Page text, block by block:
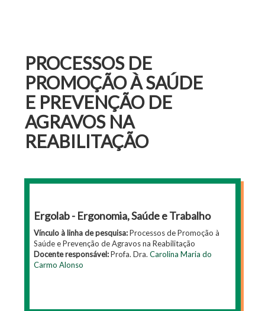
PROCESSOS DE
PROMOÇÃO À SAÚDE
E PREVENÇÃO DE
AGRAVOS NA
REABILITAÇÃO
Ergolab - Ergonomia, Saúde e Trabalho
Vínculo à linha de pesquisa:Processos de Promoção à
Saúde e Prevenção de Agravos na Reabilitação
Docente responsável:Profa. Dra. Carolina Maria do
Carmo Alonso